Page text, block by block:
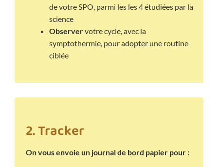
de votre SPO, parmi les les 4 étudiées par la
science
Observervotre cycle, avec la
symptothermie, pour adopter une routine
ciblée
2. Tracker
On vous envoie un journal de bord papier pour :